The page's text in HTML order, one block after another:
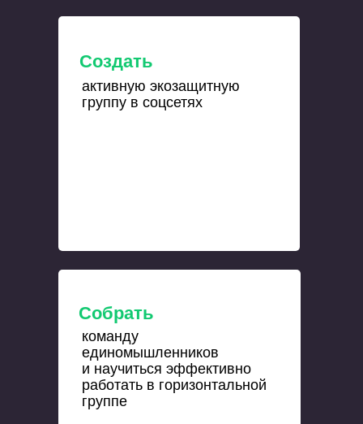
Создать
Собрать
активную экозащитную
группу в соцсетях
команду
единомышленников
и научиться эффективно
работать в горизонтальной
группе